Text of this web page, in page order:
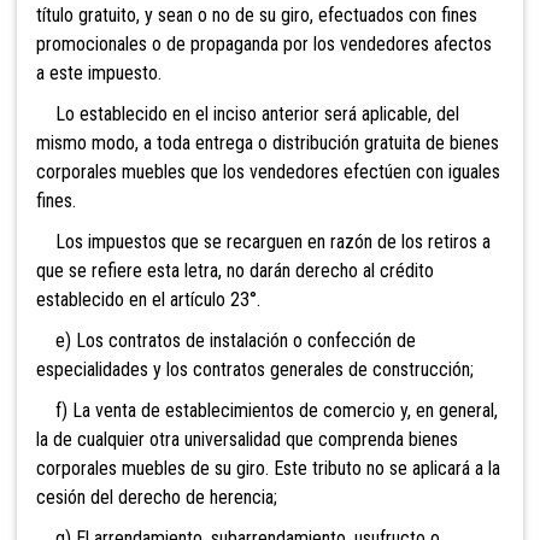
título gratuito, y sean o no de su giro, efectuados con fines
promocionales o de propaganda por los vendedores afectos
a este impuesto.
Lo establecido en el inciso anterior será aplicable, del
mismo modo, a toda entrega o distribución gratuita de bienes
corporales muebles que los vendedores efectúen con iguales
fines.
Los impuestos que se recarguen en razón de los retiros a
que se refiere esta letra, no darán derecho al crédito
establecido en el artículo 23°.
e) Los contratos de instalación o confección de
especialidades y los contratos generales de construcción;
f) La venta de establecimientos de comercio y, en general,
la de cualquier otra universalidad que comprenda bienes
corporales muebles de su giro. Este tributo no se aplicará a la
cesión del derecho de herencia;